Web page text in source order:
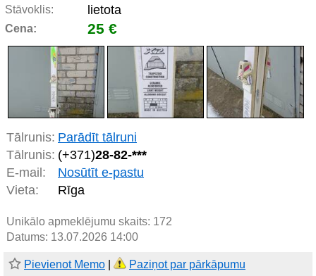
Stāvoklis: lietota
Cena: 25 €
Tālrunis: Parādīt tālruni
Tālrunis: (+371)28-82-***
E-mail:
Nosūtīt e-pastu
Vieta:
Rīga
Unikālo apmeklējumu skaits: 172
Datums: 13.07.2026 14:00
Pievienot Memo Paziņot par pārkāpumu